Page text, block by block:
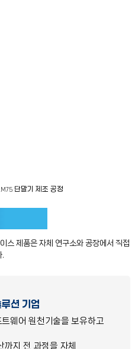
스 제품은 자체 연구소와 공장에서 직접
션 기업
웨어 원천기술을 보유하고
까지 전 과정을 자체